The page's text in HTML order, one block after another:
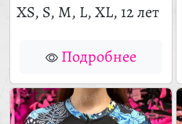
XS, S, M, L, XL, 12 лет
Подробнее